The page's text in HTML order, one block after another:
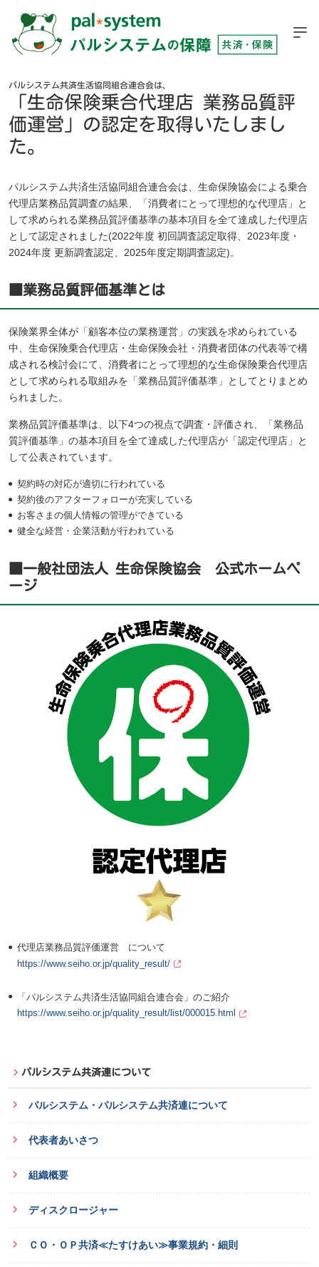
パルシステム共済生活協同組合連合会は、
「生命保険乗合代理店 業務品質評
価運営」の認定を取得いたしまし
た。
パルシステム共済生活協同組合連合会は、生命保険協会による乗合
代理店業務品質調査の結果、「消費者にとって理想的な代理店」と
して求められる業務品質評価基準の基本項目を全て達成した代理店
として認定されました(2022年度 初回調査認定取得、2023年度・
2024年度 更新調査認定、2025年度定期調査認定)。
■業務品質評価基準とは
保険業界全体が「顧客本位の業務運営」の実践を求められている
中、生命保険乗合代理店・生命保険会社・消費者団体の代表等で構
成される検討会にて、消費者にとって理想的な生命保険乗合代理店
として求められる取組みを「業務品質評価基準」としてとりまとめ
られました。
業務品質評価基準は、以下4つの視点で調査・評価され、「業務品
質評価基準」の基本項目を全て達成した代理店が「認定代理店」と
して公表されています。
契約時の対応が適切に行われている
契約後のアフターフォローが充実している
お客さまの個人情報の管理ができている
健全な経営・企業活動が行われている
■一般社団法人 生命保険協会 公式ホームペ
ージ
代理店業務品質評価運営 について
https://www.seiho.or.jp/quality_result/
「パルシステム共済生活協同組合連合会」 のご紹介
https://www.seiho.or.jp/quality_result/list/000015.html
パルシステム共済連について
パルシステム・パルシステム共済連について
代表者あいさつ
組織概要
ディスクロージャー
ＣＯ・ＯＰ共済≪たすけあい≫事業規約・細則